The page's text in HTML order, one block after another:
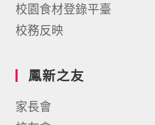
校園食材登錄平臺
校務反映
鳳新之友
家長會